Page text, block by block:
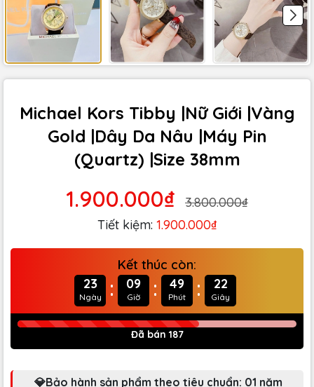
Michael Kors Tibby |Nữ Giới |Vàng
Gold |Dây Da Nâu |Máy Pin
(Quartz) |Size 38mm
1.900.000₫
3.800.000₫
Tiết kiệm: 1.900.000₫
Kết thúc còn:
23
Ngày : 09
Giờ : 49
Phút : 21
Giây
Đã bán 187
💎Bảo hành sản phẩm theo tiêu chuẩn: 01 năm